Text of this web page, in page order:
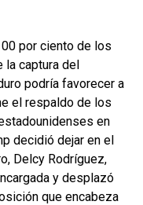
por ciento de los
la captura del
podría favorecer a
el respaldo de los
en
decidió dejar en el
Delcy Rodríguez,
y desplazó
que encabeza